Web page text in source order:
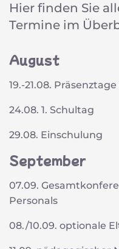
Hier finden Sie
Termine im
August
19.-21.08.
24.08. 1. Schultag
29.08. Einschulung
September
07.09.
Personals
08./10.09. optionale